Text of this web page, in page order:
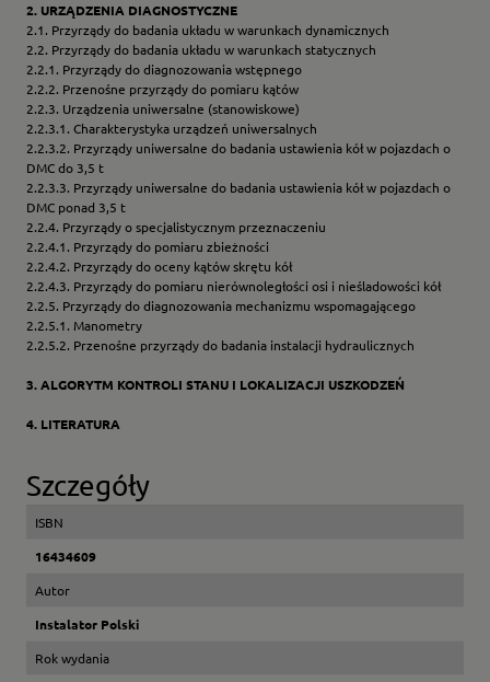
2. URZĄDZENIA DIAGNOSTYCZNE
2.1. Przyrządy do badania układu w warunkach dynamicznych
2.2. Przyrządy do badania układu w warunkach statycznych
2.2.1. Przyrządy do diagnozowania wstępnego
2.2.2. Przenośne przyrządy do pomiaru kątów
2.2.3. Urządzenia uniwersalne (stanowiskowe)
2.2.3.1. Charakterystyka urządzeń uniwersalnych
2.2.3.2. Przyrządy uniwersalne do badania ustawienia kół w pojazdach o
DMC do 3,5 t
2.2.3.3. Przyrządy uniwersalne do badania ustawienia kół w pojazdach o
DMC ponad 3,5 t
2.2.4. Przyrządy o specjalistycznym przeznaczeniu
2.2.4.1. Przyrządy do pomiaru zbieżności
2.2.4.2. Przyrządy do oceny kątów skrętu kół
2.2.4.3. Przyrządy do pomiaru nierównoległości osi i nieśladowości kół
2.2.5. Przyrządy do diagnozowania mechanizmu wspomagającego
2.2.5.1. Manometry
2.2.5.2. Przenośne przyrządy do badania instalacji hydraulicznych
3. ALGORYTM KONTROLI STANU I LOKALIZACJI USZKODZEŃ
4. LITERATURA
Szczegóły
ISBN
16434609
Autor
Instalator Polski
Rok wydania